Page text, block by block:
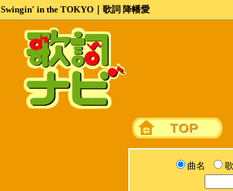
Swingin' in the TOKYO｜歌詞 降幡愛
曲名